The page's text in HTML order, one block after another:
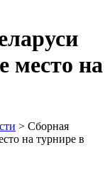
место на
> Сборная
на турнире в